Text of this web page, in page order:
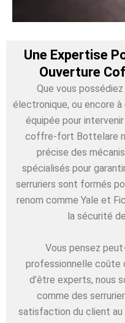
Une Expertise
Ouverture
Que vous
électronique, ou encore
équipée pour
coffre-fort Bottelare
précise des
spécialisés pour
serruriers sont formés
renom comme Yale et
la sécurité
Vous pensez
professionnelle coûte
d’être experts, nous
comme des
satisfaction du client